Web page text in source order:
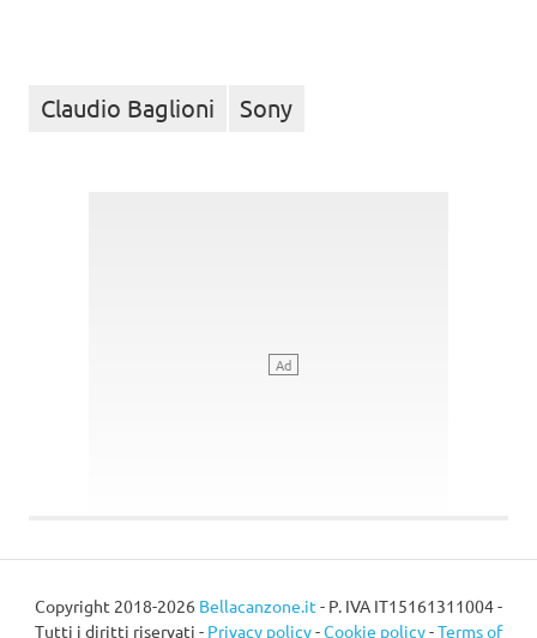
Claudio Baglioni Sony
Copyright 2018-2026 Bellacanzone.it - P. IVA IT15161311004 -
Tutti i diritti riservati - Privacy policy-Cookie policy-Terms of